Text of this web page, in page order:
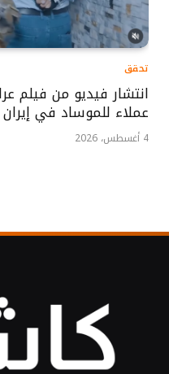
تحقق
انتشار فيديو من فيلم
عملاء للموساد في إيران
4 أغسطس، 2026